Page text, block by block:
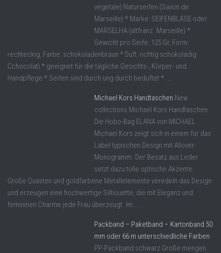
vegetale) Naturseifen (Savon de
Marseille) * Marke: SEIFENBLASE oder
MARSELHA (altfranz. Marseille) *
Gewicht pro Seife: 125 Gr, Form:
rechteckig, Farbe: schokoladenbraun * Duft: richtig schokoladig
Cchocolat) * geeignet für die tägliche Gesichts-, Körper- und
Handpflege * Seifen sind durch ung durch beduftet * ...
Michael Kors Handtaschen New
collections Michael Kors Handtaschen
Die Hobo-Bag ELANA von MICHAEL
Michael Kors zeigt sich in einem für das
Label typischen Design mit Allover-
Monogramm. Der Besatz aus Leder
setzt dazu tolle optische Akzente.
Große Quasten und goldfarbene Metallelemente veredeln das Design
und erzeugen eine hochwertige Silhouette, die mit Eleganz und
femininen Charme jede Frau überzeugt. Im ...
Packband – Paketband – Kartonband 50
mm oder 66 m unterschiedliche Farben
PP-Packband schwarz Große mengen